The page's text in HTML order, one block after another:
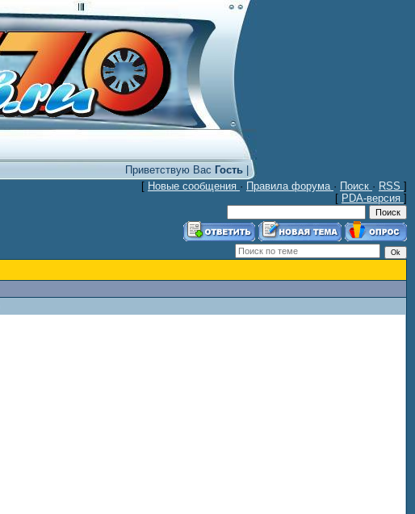
Приветствую Вас Гость|
[ Новые сообщения · Правила форума · Поиск · RSS ]
[ PDA-версия ]